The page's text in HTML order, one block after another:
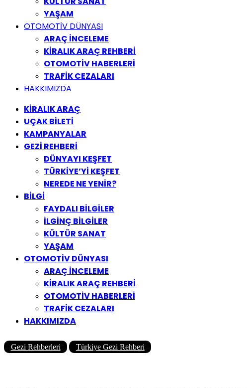
YAŞAM
OTOMOTİV DÜNYASI
ARAÇ İNCELEME
KİRALIK ARAÇ REHBERİ
OTOMOTİV HABERLERİ
TRAFİK CEZALARI
HAKKIMIZDA
KİRALIK ARAÇ
UÇAK BİLETİ
KAMPANYALAR
GEZİ REHBERİ
DÜNYAYI KEŞFET
TÜRKİYE’Yİ KEŞFET
NEREDE NE YENİR?
BİLGİ
FAYDALI BİLGİLER
İLGİNÇ BİLGİLER
KÜLTÜR SANAT
YAŞAM
OTOMOTİV DÜNYASI
ARAÇ İNCELEME
KİRALIK ARAÇ REHBERİ
OTOMOTİV HABERLERİ
TRAFİK CEZALARI
HAKKIMIZDA
Gezi Rehberleri Türkiye Gezi Rehberi